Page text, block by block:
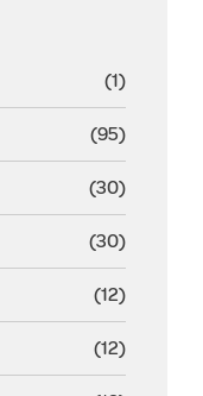
(1)
(95)
(30)
(30)
(12)
(12)